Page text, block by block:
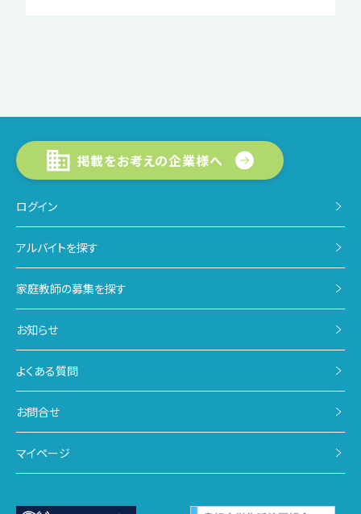
掲載をお考えの企業様へ
ログイン
アルバイトを探す
家庭教師の募集を探す
お知らせ
よくある質問
お問合せ
マイページ